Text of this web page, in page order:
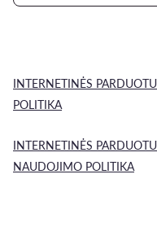
INTERNETINĖS
POLITIKA
INTERNETINĖS
NAUDOJIMO POLITIKA